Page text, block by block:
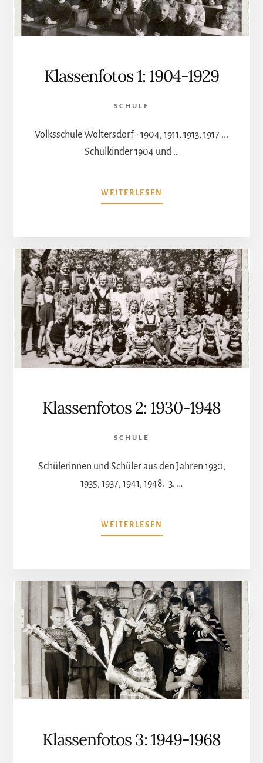
Klassenfotos 1: 1904-1929
SCHULE
Volksschule Woltersdorf - 1904, 1911, 1913, 1917 ...
Schulkinder 1904 und …
WEITERLESEN
1:
Klassenfotos 2: 1930-1948
SCHULE
Schülerinnen und Schüler aus den Jahren 1930,
1935, 1937, 1941, 1948. 3. …
WEITERLESEN
2:
Klassenfotos 3: 1949-1968